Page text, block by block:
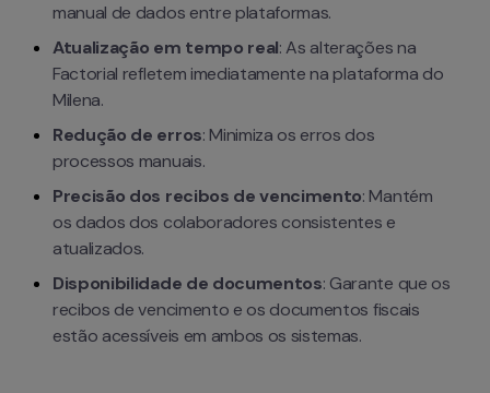
manual de dados entre plataformas.
Atualização em tempo real: As alterações na
Factorial refletem imediatamente na plataforma do
Milena.
Redução de erros: Minimiza os erros dos
processos manuais.
Precisão dos recibos de vencimento: Mantém
os dados dos colaboradores consistentes e
atualizados.
Disponibilidade de documentos: Garante que os
recibos de vencimento e os documentos fiscais
estão acessíveis em ambos os sistemas.